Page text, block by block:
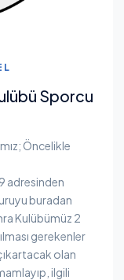
Sporcu
Öncelikle
adresinden
buradan
Kulübümüz 2
gerekenler
olan
ilgili